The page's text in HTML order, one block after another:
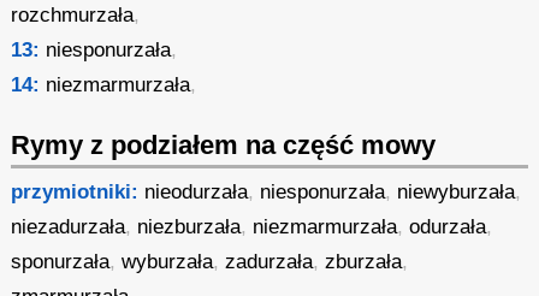
rozchmurzała,
13: niesponurzała,
14: niezmarmurzała,
Rymy z podziałem na część mowy
przymiotniki: nieodurzała, niesponurzała, niewyburzała,
niezadurzała, niezburzała, niezmarmurzała,odurzała,
sponurzała,wyburzała,zadurzała,zburzała,